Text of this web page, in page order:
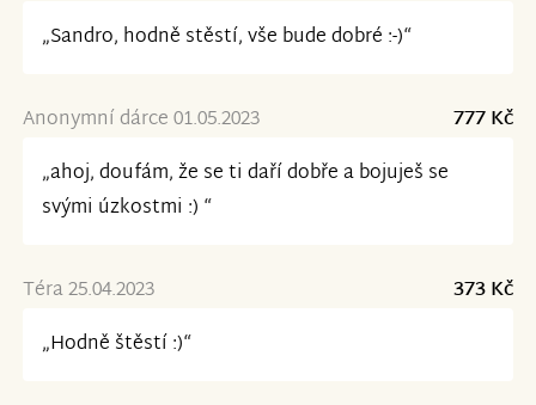
„Sandro, hodně stěstí, vše bude dobré :-)“
Anonymní dárce 01.05.2023
777 Kč
„ahoj, doufám, že se ti daří dobře a bojuješ se
svými úzkostmi :) “
Téra 25.04.2023
373 Kč
„Hodně štěstí :)“